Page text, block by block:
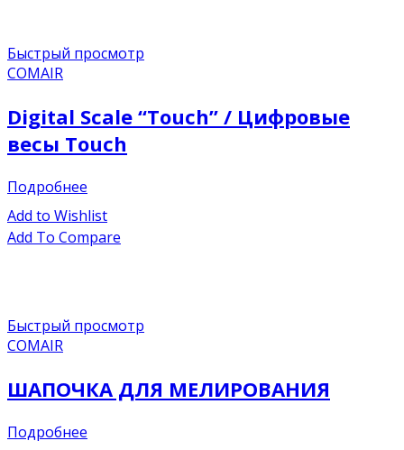
Быстрый просмотр
COMAIR
Digital Scale “Touch” / Цифровые
весы Touch
Подробнее
Add to Wishlist
Add To Compare
Быстрый просмотр
COMAIR
ШАПОЧКА ДЛЯ МЕЛИРОВАНИЯ
Подробнее